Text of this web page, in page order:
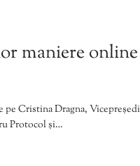
maniere
Cristina Dragna,
Protocol și…